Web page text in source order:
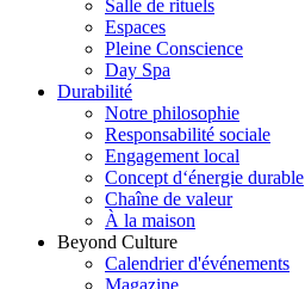
Salle de rituels
Espaces
Pleine Conscience
Day Spa
Durabilité
Notre philosophie
Responsabilité sociale
Engagement local
Concept d‘énergie durable
Chaîne de valeur
À la maison
Beyond Culture
Calendrier d'événements
Magazine